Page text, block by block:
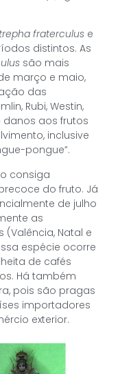
fraterculus e
distintos. As
são mais
março e maio,
das
Rubi, Westin,
danos aos frutos
inclusive
pongue”.
consiga
do fruto. Já
de julho
as
Natal e
espécie ocorre
de cafés
Há também
pois são pragas
importadores
exterior.